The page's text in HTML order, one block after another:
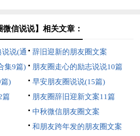
微信说说】相关文章：
说(通
辞旧迎新的朋友圈文案
集9篇)
朋友圈走心的励志说说10篇
)
早安朋友圈说说(15篇)
篇
朋友圈辞旧迎新文案11篇
中秋微信朋友圈文案
和朋友跨年发的朋友圈文案